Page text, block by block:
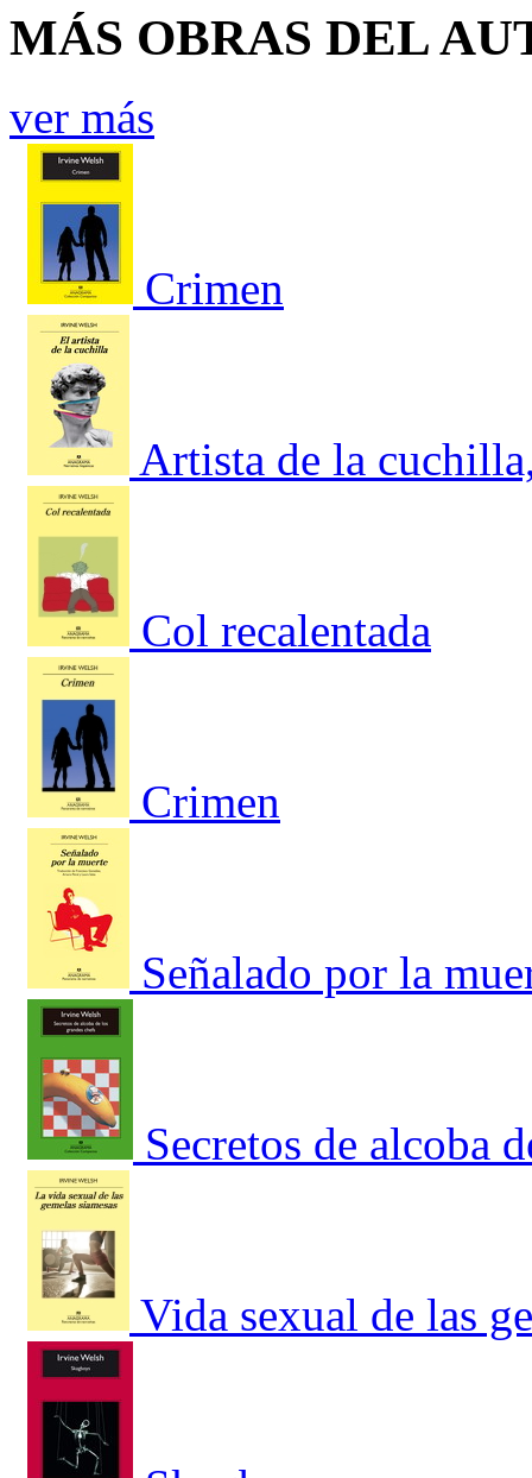
MÁS OBRAS DEL
ver más
Crimen
Artista de la
Col recalentada
Crimen
Señalado por la
Secretos de alcoba
Vida sexual de las